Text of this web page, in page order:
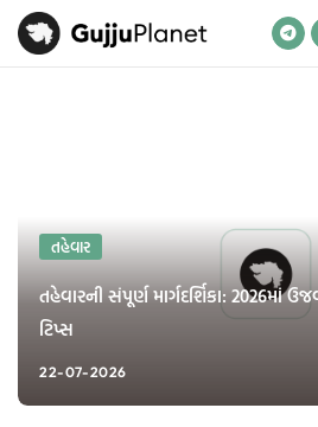
Skip
તહેવાર
તહેવારની સંપૂર્ણ માર્ગદર્શિકા: 2026માં
ટિપ્સ
22-07-2026